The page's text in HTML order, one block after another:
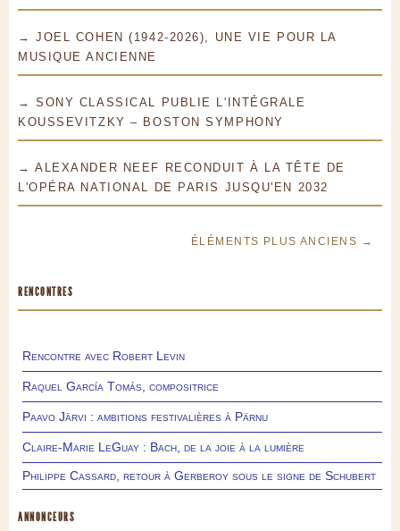
→ JOEL COHEN (1942-2026), UNE VIE POUR LA
MUSIQUE ANCIENNE
→ SONY CLASSICAL PUBLIE L'INTÉGRALE
KOUSSEVITZKY – BOSTON SYMPHONY
→ ALEXANDER NEEF RECONDUIT À LA TÊTE DE
L'OPÉRA NATIONAL DE PARIS JUSQU'EN 2032
ÉLÉMENTS PLUS ANCIENS →
RENCONTRES
Rencontre avec Robert Levin
Raquel García Tomás, compositrice
Paavo Järvi : ambitions festivalières à Pärnu
Claire-Marie LeGuay : Bach, de la joie à la lumière
Philippe Cassard, retour à Gerberoy sous le signe de Schubert
ANNONCEURS